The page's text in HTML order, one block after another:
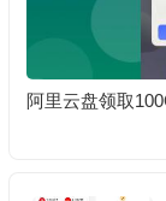
阿里云盘领取